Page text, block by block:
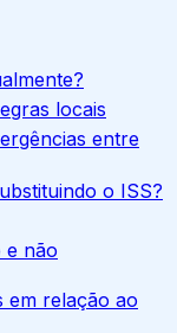
locais
entre
o ISS?
e não
em relação ao